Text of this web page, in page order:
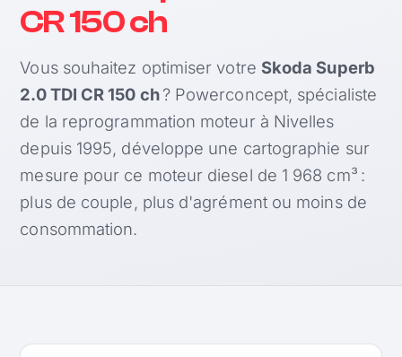
CR 150 ch
Vous souhaitez optimiser votre Skoda Superb
2.0 TDI CR 150 ch? Powerconcept, spécialiste
de la reprogrammation moteur à Nivelles
depuis 1995, développe une cartographie sur
mesure pour ce moteur diesel de 1 968 cm³ :
plus de couple, plus d'agrément ou moins de
consommation.